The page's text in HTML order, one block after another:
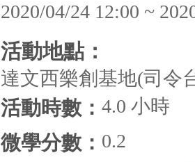
2020/04/24 12:00 ~
活動地點：
達文西樂創基地(司令
活動時數： 4.0 小時
微學分數： 0.2